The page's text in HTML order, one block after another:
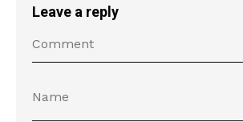
Leave a reply